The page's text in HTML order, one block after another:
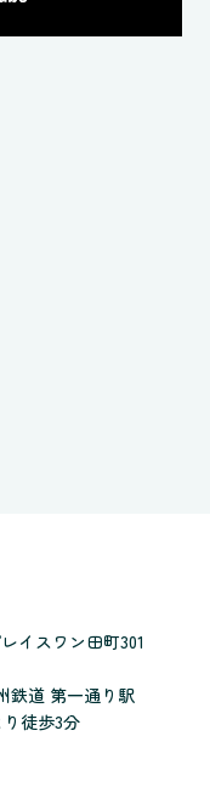
イスワン田町301
鉄道 第一通り駅
徒歩3分